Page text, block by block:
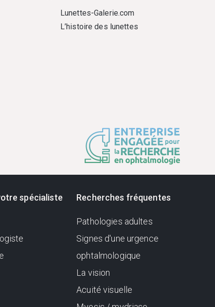
Lunettes-Galerie.com
L’histoire des lunettes
spécialiste Recherches fréquentes
Pathologies adultes
Signes d'une urgence
ophtalmologique
La vision
Acuité visuelle